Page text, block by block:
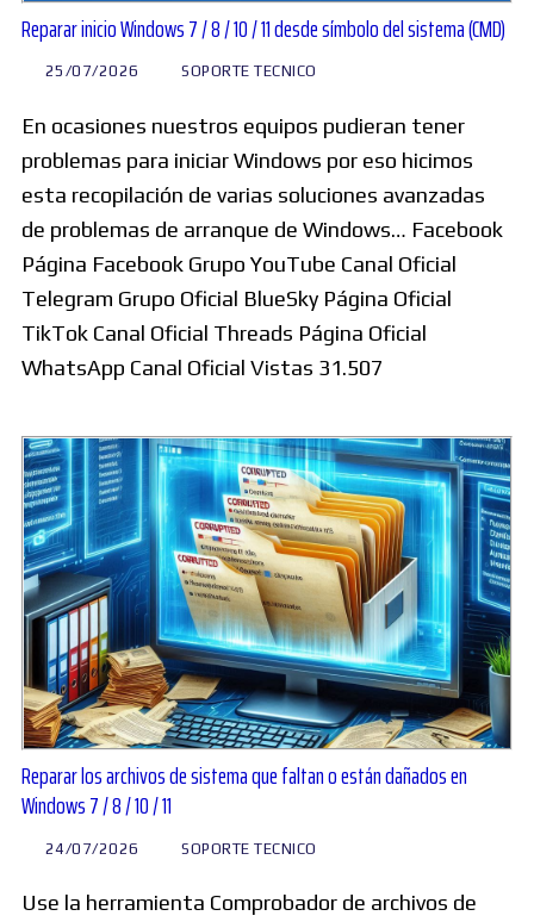
Reparar inicio Windows 7 / 8 / 10 / 11 desde símbolo del sistema (CMD)
25/07/2026 SOPORTE TECNICO
En ocasiones nuestros equipos pudieran tener
problemas para iniciar Windows por eso hicimos
esta recopilación de varias soluciones avanzadas
de problemas de arranque de Windows… Facebook
Página Facebook Grupo YouTube Canal Oficial
Telegram Grupo Oficial BlueSky Página Oficial
TikTok Canal Oficial Threads Página Oficial
WhatsApp Canal Oficial Vistas 31.507
Reparar los archivos de sistema que faltan o están dañados en
Windows 7 / 8 / 10 / 11
24/07/2026 SOPORTE TECNICO
Use la herramienta Comprobador de archivos de